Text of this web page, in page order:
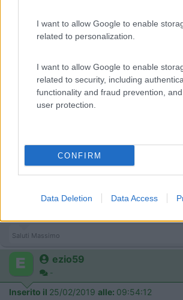
I want to allow Google to enable
related to personalization.
I want to allow Google to enable
related to security, including
functionality and fraud prevention,
user protection.
CONFIRM
Data Deletion Data Access
wow! due belle notizie! se possibile
massimo2020
4706
modello vedo prezzi nettamente diversi
Saluti Massimo
ezio59
-
Inserito il 25/02/2019 alle: 09:54:12